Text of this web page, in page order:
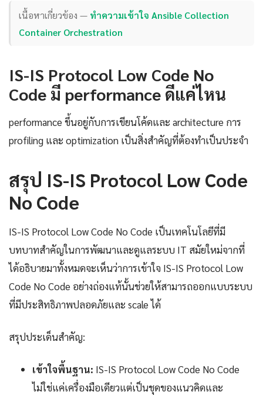
เนื้อหาเกี่ยวข้อง — ทำความเข้าใจ Ansible Collection
Container Orchestration
IS-IS Protocol Low Code No
Code มี performance ดีแค่ไหน
performance ขึ้นอยู่กับการเขียนโค้ดและ architecture การ
profiling และ optimization เป็นสิ่งสำคัญที่ต้องทำเป็นประจำ
สรุป IS-IS Protocol Low Code
No Code
IS-IS Protocol Low Code No Code เป็นเทคโนโลยีที่มี
บทบาทสำคัญในการพัฒนาและดูแลระบบ IT สมัยใหม่จากที่
ได้อธิบายมาทั้งหมดจะเห็นว่าการเข้าใจ IS-IS Protocol Low
Code No Code อย่างถ่องแท้นั้นช่วยให้สามารถออกแบบระบบ
ที่มีประสิทธิภาพปลอดภัยและ scale ได้
สรุปประเด็นสำคัญ:
เข้าใจพื้นฐาน: IS-IS Protocol Low Code No Code
ไม่ใช่แค่เครื่องมือเดียวแต่เป็นชุดของแนวคิดและ